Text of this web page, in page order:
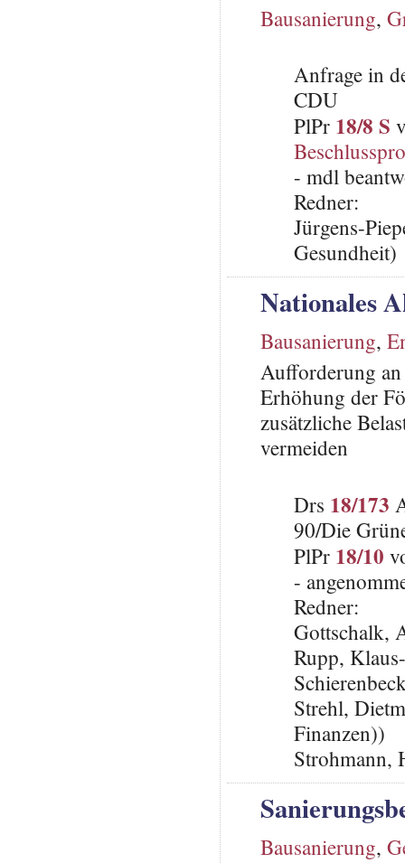
Bausanierung,
Anfrage in
CDU
PlPr 18/8 S
- mdl
Redner:
Jürgens-
Gesundheit)
Nationales
Bausanierung,
Aufforderung an
Erhöhung der
zusätzliche
vermeiden
Drs 18/173
90/Die
PlPr 18/10
-
Redner:
Gottschalk,
Rupp,
Strehl,
Finanzen))
Strohmann,
Bausanierung,